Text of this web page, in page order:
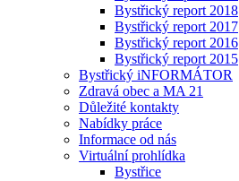
Bystřický report 2018
Bystřický report 2017
Bystřický report 2016
Bystřický report 2015
Bystřický iNFORMÁTOR
Zdravá obec a MA 21
Důležité kontakty
Nabídky práce
Informace od nás
Virtuální prohlídka
Bystřice